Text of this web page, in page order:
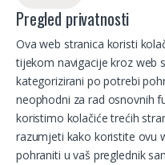
Pregled privatnosti
Ova web stranica koristi
tijekom navigacije kroz web
kategorizirani po potrebi
neophodni za rad osnovnih
koristimo kolačiće trećih
razumjeti kako koristite ovu
pohraniti u vaš preglednik